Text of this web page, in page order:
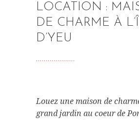
LOCATION :
DE CHARME À
D’YEU
Louez une maison de
grand jardin au coeur de